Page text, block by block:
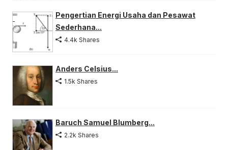
Pengertian Energi Usaha dan Pesawat
Sederhana...
4.4k Shares
Anders Celsius...
1.5k Shares
Baruch Samuel Blumberg...
2.2k Shares